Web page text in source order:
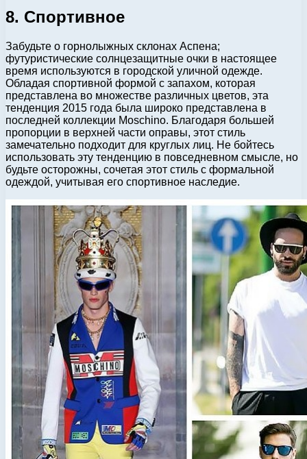
8. Спортивное
Забудьте о горнолыжных склонах Аспена;
футуристические солнцезащитные очки в настоящее
время используются в городской уличной одежде.
Обладая спортивной формой с запахом, которая
представлена ​​во множестве различных цветов, эта
тенденция 2015 года была широко представлена ​​в
последней коллекции Moschino. Благодаря большей
пропорции в верхней части оправы, этот стиль
замечательно подходит для круглых лиц. Не бойтесь
использовать эту тенденцию в повседневном смысле, но
будьте осторожны, сочетая этот стиль с формальной
одеждой, учитывая его спортивное наследие.